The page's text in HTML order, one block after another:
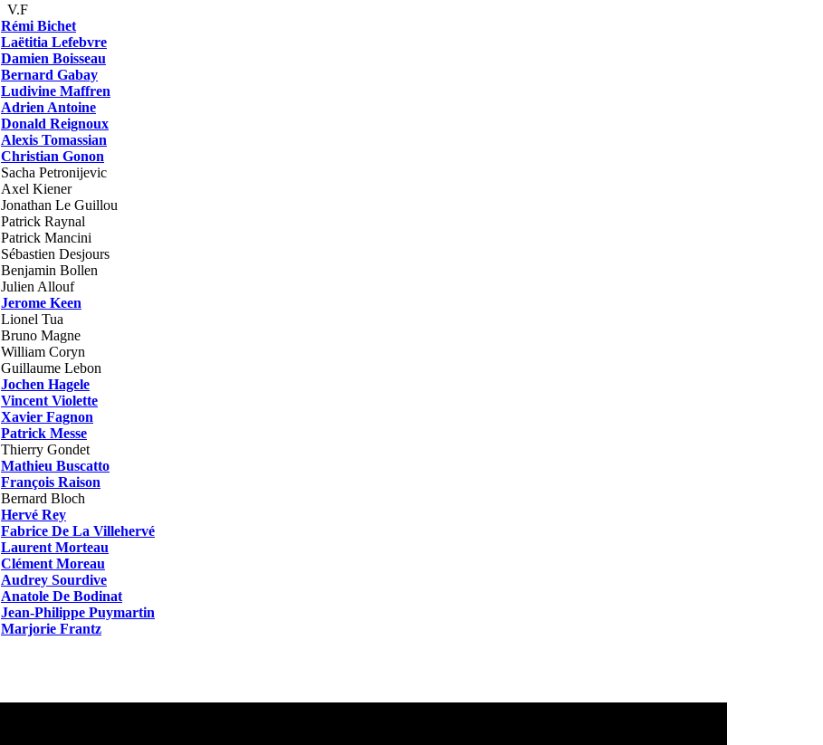
V.F
Rémi Bichet
Laëtitia Lefebvre
Damien Boisseau
Bernard Gabay
Ludivine Maffren
Adrien Antoine
Donald Reignoux
Alexis Tomassian
Christian Gonon
Sacha Petronijevic
Axel Kiener
Jonathan Le Guillou
Patrick Raynal
Patrick Mancini
Sébastien Desjours
Benjamin Bollen
Julien Allouf
Jerome Keen
Lionel Tua
Bruno Magne
William Coryn
Guillaume Lebon
Jochen Hagele
Vincent Violette
Xavier Fagnon
Patrick Messe
Thierry Gondet
Mathieu Buscatto
François Raison
Bernard Bloch
Hervé Rey
Fabrice De La Villehervé
Laurent Morteau
Clément Moreau
Audrey Sourdive
Anatole De Bodinat
Jean-Philippe Puymartin
Marjorie Frantz